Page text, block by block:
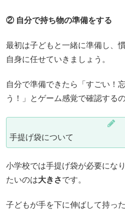
② 自分で持ち物の準備をする
最初は子どもと一緒に準備し、
自身に任せていきましょう。
自分で準備できたら「すごい！
う！」とゲーム感覚で確認する
手提げ袋について
小学校では手提げ袋が必要にな
たいのは大きさです。
子どもが手を下に伸ばして持っ